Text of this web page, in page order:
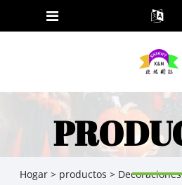
Hogar > productos >